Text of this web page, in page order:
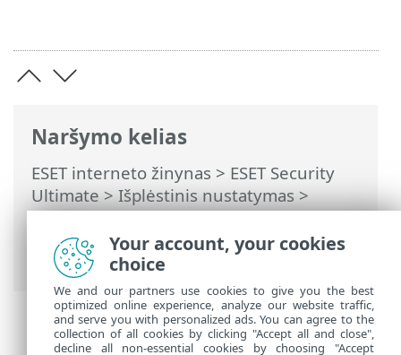
Naršymo kelias
ESET interneto žinynas > ESET Security
Ultimate>Išplėstinis nustatymas>
Apsaugos priemonės>Tinklo prieigos
apsauga
>Apsauga nuo atakos iš tinklo
(IDS)> Išplėstinės parinktys
Your account, your cookies
choice
We and our partners use cookies to give you the best
optimized online experience, analyze our website traffic,
and serve you with personalized ads. You can agree to the
collection of all cookies by clicking "Accept all and close",
decline all non-essential cookies by choosing "Accept